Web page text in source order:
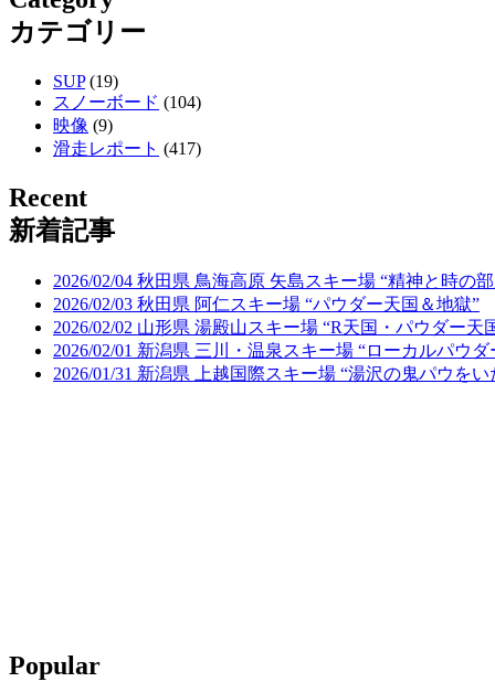
カテゴリー
SUP(19)
スノーボード (104)
映像 (9)
滑走レポート (417)
Recent
新着記事
2026/02/04 秋田県 鳥海高原 矢島スキー場 “精神と時の
2026/02/03 秋田県 阿仁スキー場 “パウダー天国＆地獄”
2026/02/02 山形県 湯殿山スキー場 “R天国・パウダー天
2026/02/01 新潟県 三川・温泉スキー場 “ローカルパウダ
2026/01/31 新潟県 上越国際スキー場 “湯沢の鬼パウをい
Popular